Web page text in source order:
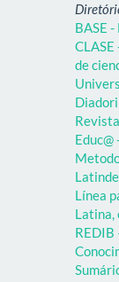
BASE
de
Línea
Latina,
REDIB